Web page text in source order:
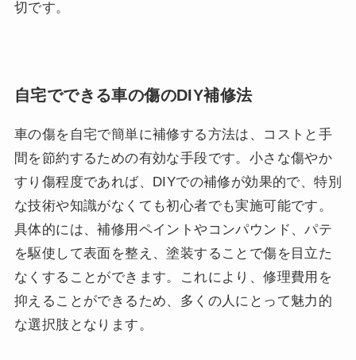
切です。
自宅でできる車の傷のDIY補修法
車の傷を自宅で簡単に補修する方法は、コストと手
間を節約するための有効な手段です。小さな傷やか
すり傷程度であれば、DIYでの補修が効果的で、特別
な技術や知識がなくても初心者でも実施可能です。
具体的には、補修用ペイントやコンパウンド、パテ
を駆使して表面を整え、塗装することで傷を目立た
なくすることができます。これにより、修理費用を
抑えることができるため、多くの人にとって魅力的
な選択肢となります。